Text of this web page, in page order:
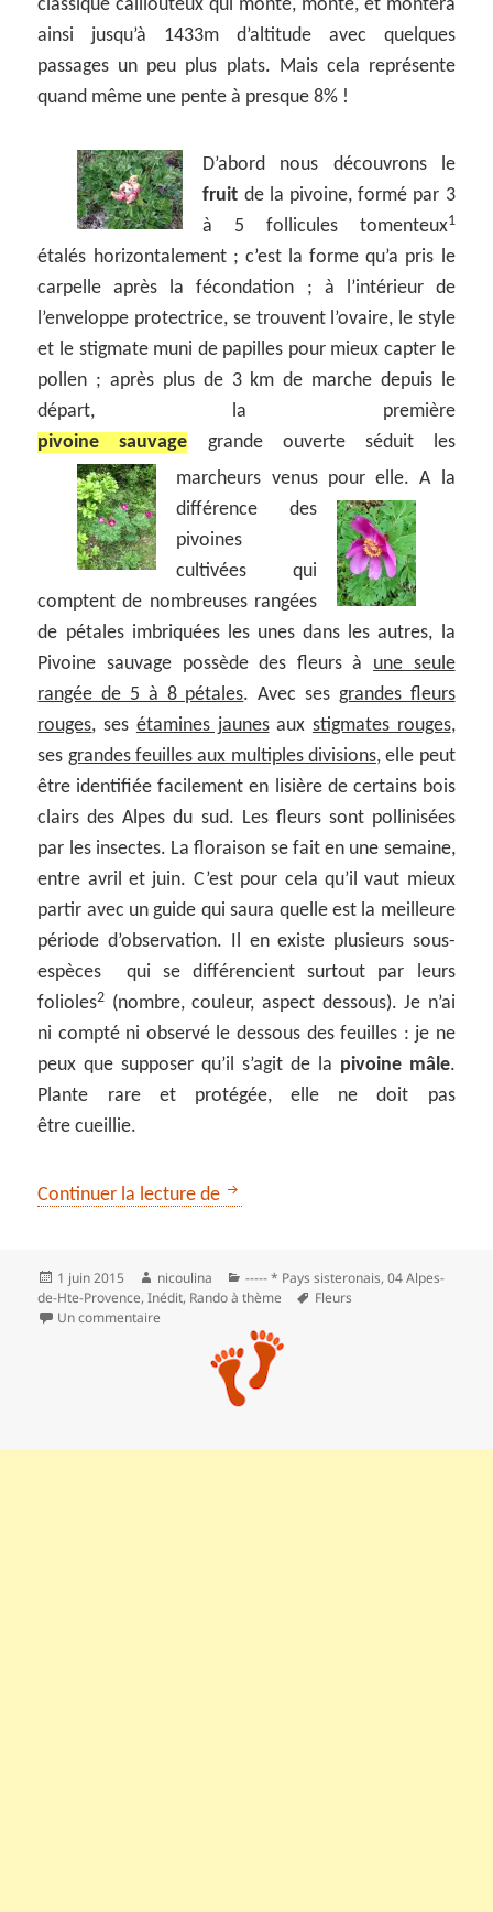
classique caillouteux qui monte, monte, et montera
ainsi jusqu’à 1433m d’altitude avec quelques
passages un peu plus plats. Mais cela représente
quand même une pente à presque 8% !
D’abord nous découvrons le
fruit de la pivoine, formé par 3
à 5 follicules tomenteux1
étalés horizontalement ; c’est la forme qu’a pris le
carpelle après la fécondation ; à l’intérieur de
l’enveloppe protectrice, se trouvent l’ovaire, le style
et le stigmate muni de papilles pour mieux capter le
pollen ; après plus de 3 km de marche depuis le
départ, la première
pivoine sauvage grande ouverte séduit les
marcheurs venus pour elle.A la
différence des
pivoines
cultivées qui
comptent de nombreuses rangées
de pétales imbriquées les unes dans les autres, la
Pivoine sauvage possède des fleurs à une seule
rangée de 5 à 8 pétales. Avec ses grandes fleurs
rouges, ses étamines jaunesaux stigmates rouges,
ses grandes feuilles aux multiples divisions, elle peut
être identifiée facilement en lisière de certains bois
clairs des Alpes du sud. Les fleurs sont pollinisées
par les insectes. La floraison se fait en une semaine,
entre avril et juin. C’est pour cela qu’il vaut mieux
partir avec un guide qui saura quelle est la meilleure
période d’observation. Il en existe plusieurs sous-
espèces qui se différencient surtout par leurs
folioles2
(nombre, couleur, aspect dessous). Je n’ai
ni compté ni observé le dessous des feuilles : je ne
peux que supposer qu’il s’agit de la pivoine mâle.
Plante rare et protégée, elle ne doit pas
être cueillie.
Continuer la lecture de La rando des pivoines sauvages
Publié
le
1 juin 2015 Auteur
nicoulina Catégories
----- * Pays sisteronais,04 Alpes-
de-Hte-Provence,Inédit, Rando à thème Mots-
clés
Fleurs
Un commentaire